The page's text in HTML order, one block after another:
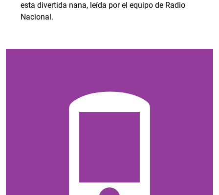
esta divertida nana, leída por el equipo de Radio
Nacional.